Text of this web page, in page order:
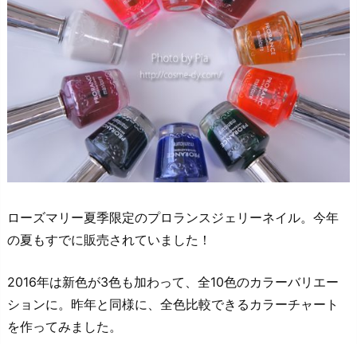
ローズマリー夏季限定のプロランスジェリーネイル。今年
の夏もすでに販売されていました！
2016年は新色が3色も加わって、全10色のカラーバリエー
ションに。昨年と同様に、全色比較できるカラーチャート
を作ってみました。